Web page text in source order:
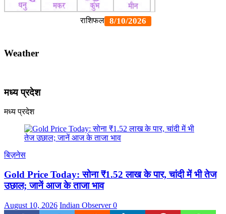
Weather
मध्य प्रदेश
मध्य प्रदेश
बिज़नेस
Gold Price Today: सोना ₹1.52 लाख के पार, चांदी में भी तेज
उछाल; जानें आज के ताजा भाव
August 10, 2026 Indian Observer0